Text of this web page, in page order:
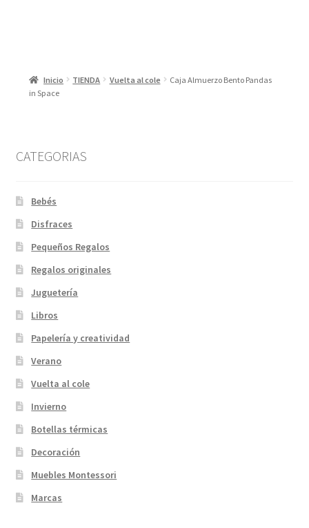
Inicio TIENDA Vuelta al cole
Caja Almuerzo Bento Pandas
in Space
CATEGORIAS
Bebés
Disfraces
Pequeños Regalos
Regalos originales
Juguetería
Libros
Papelería y creatividad
Verano
Vuelta al cole
Invierno
Botellas térmicas
Decoración
Muebles Montessori
Marcas